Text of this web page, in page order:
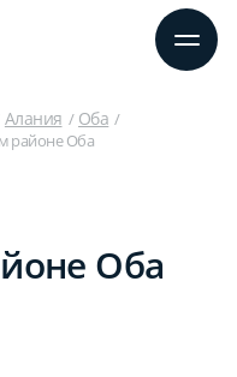
Алания
Оба
районе Оба
Оба